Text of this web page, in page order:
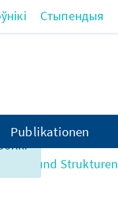
Стыпендыя
Publikationen
und Strukturen